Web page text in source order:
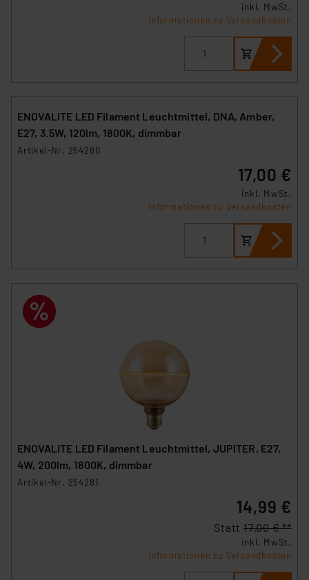
inkl. MwSt.
Informationen zu Versandkosten
ENOVALITE LED Filament Leuchtmittel, DNA, Amber,
E27, 3.5W, 120lm, 1800K, dimmbar
Artikel-Nr. 254280
17,00 €
inkl. MwSt.
Informationen zu Versandkosten
ENOVALITE LED Filament Leuchtmittel, JUPITER, E27,
4W, 200lm, 1800K, dimmbar
Artikel-Nr. 254281
14,99 €
Statt 17,00 € **
inkl. MwSt.
Informationen zu Versandkosten